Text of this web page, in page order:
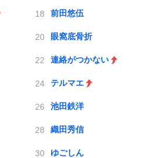
前田悠伍
眼窩底骨折
連絡がつかない
テルマエ
池田鉄洋
織田秀信
ゆごしん